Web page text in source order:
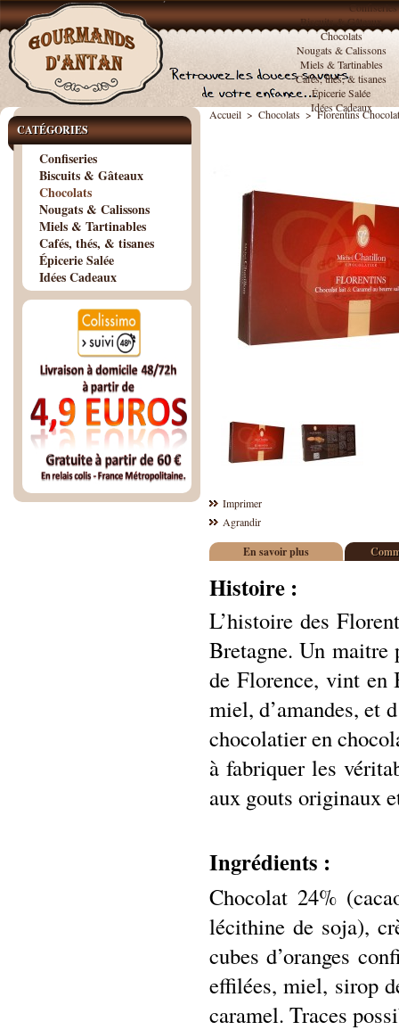
Confiseries
Biscuits & Gâteaux
Chocolats
Nougats & Calissons
Miels & Tartinables
Cafés, thés, & tisanes
Épicerie Salée
Idées Cadeaux
CATÉGORIES
Confiseries
Biscuits & Gâteaux
Chocolats
Nougats & Calissons
Miels & Tartinables
Cafés, thés, & tisanes
Épicerie Salée
Idées Cadeaux
Accueil > Chocolats > Florentins
Imprimer
Agrandir
En savoir plus
Histoire :
L’histoire des
Bretagne. Un maitre
de Florence, vint en
miel, d’amandes, et
chocolatier en
à fabriquer les
aux gouts originaux
Ingrédients :
Chocolat 24%
lécithine de soja),
cubes d’oranges
effilées, miel, sirop
caramel. Traces